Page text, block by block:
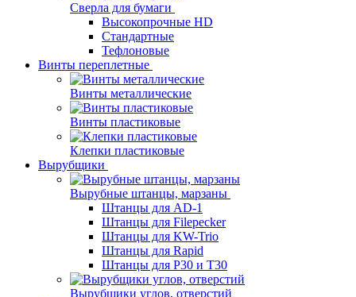
Сверла для бумаги
Высокопрочные HD
Стандартные
Тефлоновые
Винты переплетные
Винты металлические
Винты пластиковые
Клепки пластиковые
Вырубщики
Вырубные штанцы, марзаны
Штанцы для AD-1
Штанцы для Filepecker
Штанцы для KW-Trio
Штанцы для Rapid
Штанцы для Р30 и Т30
Вырубщики углов, отверстий